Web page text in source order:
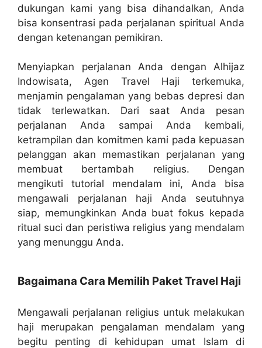
dukungan kami yang bisa dihandalkan, Anda
bisa konsentrasi pada perjalanan spiritual Anda
dengan ketenangan pemikiran.
Menyiapkan perjalanan Anda dengan Alhijaz
Indowisata, Agen Travel Haji terkemuka,
menjamin pengalaman yang bebas depresi dan
tidak terlewatkan. Dari saat Anda pesan
perjalanan Anda sampai Anda kembali,
ketrampilan dan komitmen kami pada kepuasan
pelanggan akan memastikan perjalanan yang
membuat bertambah religius. Dengan
mengikuti tutorial mendalam ini, Anda bisa
mengawali perjalanan haji Anda seutuhnya
siap, memungkinkan Anda buat fokus kepada
ritual suci dan peristiwa religius yang mendalam
yang menunggu Anda.
Bagaimana Cara Memilih Paket Travel Haji
Mengawali perjalanan religius untuk melakukan
haji merupakan pengalaman mendalam yang
begitu penting di kehidupan umat Islam di